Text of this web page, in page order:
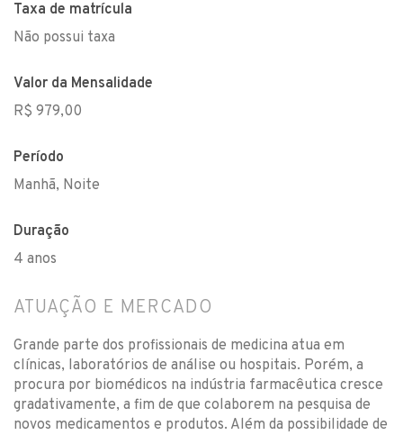
Taxa de matrícula
Não possui taxa
Valor da Mensalidade
R$ 979,00
Período
Manhã, Noite
Duração
4 anos
ATUAÇÃO E MERCADO
Grande parte dos profissionais de medicina atua em
clínicas, laboratórios de análise ou hospitais. Porém, a
procura por biomédicos na indústria farmacêutica cresce
gradativamente, a fim de que colaborem na pesquisa de
novos medicamentos e produtos. Além da possibilidade de